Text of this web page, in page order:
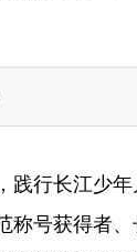
践行长江少
称号获得者